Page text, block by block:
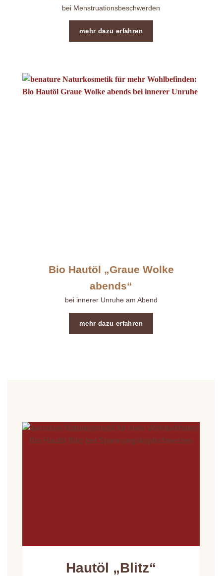
bei Menstruationsbeschwerden
mehr dazu erfahren
Bio Hautöl „Graue Wolke
abends“
bei innerer Unruhe am Abend
mehr dazu erfahren
Hautöl „Blitz“